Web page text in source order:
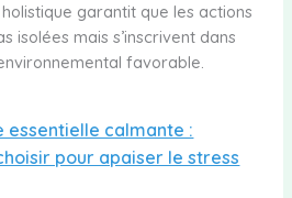
garantit que les actions
isolées mais s’inscrivent dans
favorable.
essentielle calmante :
pour apaiser le stress